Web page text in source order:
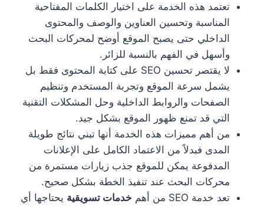
تعتمد هذه الخدمة على اختيار الكلمات المفتاحية
المناسبة وتحسين العناوين والوصف والمحتوى
الداخلي حتى يصبح الموقع أوضح لمحركات البحث
وأسهل في الفهم بالنسبة للزائر.
لا يقتصر تحسين SEO على كتابة المحتوى فقط بل
يشمل سرعة الموقع وتجربة المستخدم وتنظيم
الصفحات والروابط الداخلية وحل المشكلات التقنية
التي قد تمنع ظهور الموقع بشكل جيد.
من أهم مميزات هذه الخدمة أنها تبني نتائج طويلة
المدى فبدلاً من الاعتماد الكامل على الإعلانات
المدفوعة يمكن للموقع جذب زيارات مستمرة من
محركات البحث عند تنفيذ الخطة بشكل صحيح.
تعد خدمة SEO من أهم
خدمات تسويقية يحتاجها أي